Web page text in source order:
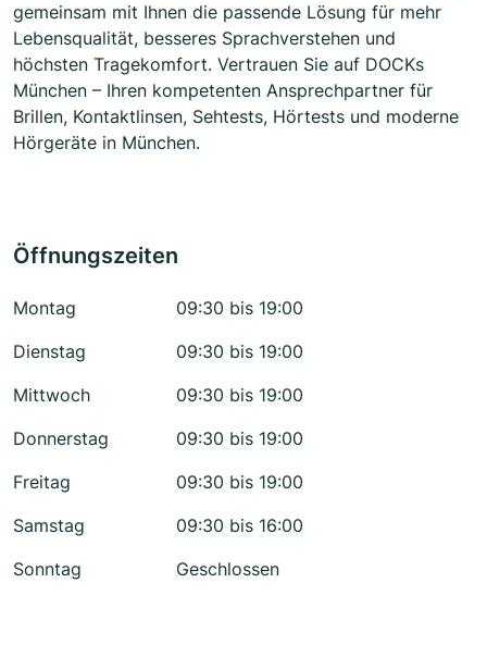
gemeinsam mit Ihnen die passende Lösung für mehr
Lebensqualität, besseres Sprachverstehen und
höchsten Tragekomfort. Vertrauen Sie auf DOCKs
München – Ihren kompetenten Ansprechpartner für
Brillen, Kontaktlinsen, Sehtests, Hörtests und moderne
Hörgeräte in München.
Öffnungszeiten
Montag
09:30 bis 19:00
Dienstag
09:30 bis 19:00
Mittwoch
09:30 bis 19:00
Donnerstag
09:30 bis 19:00
Freitag
09:30 bis 19:00
Samstag
09:30 bis 16:00
Sonntag
Geschlossen